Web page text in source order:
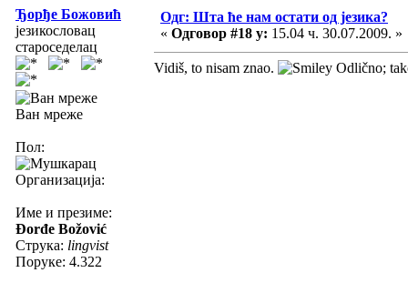
Ђорђе Божовић
језикословац
староседелац
Ван мреже
Пол:
Организација:
Име и презиме:
Đorđe Božović
Струка: lingvist
Поруке: 4.322
Одг: Шта ће нам остати од језика?
« Одговор #18 у: 15.04 ч. 30.07.2009. »
Vidiš, to nisam znao. Odlično;